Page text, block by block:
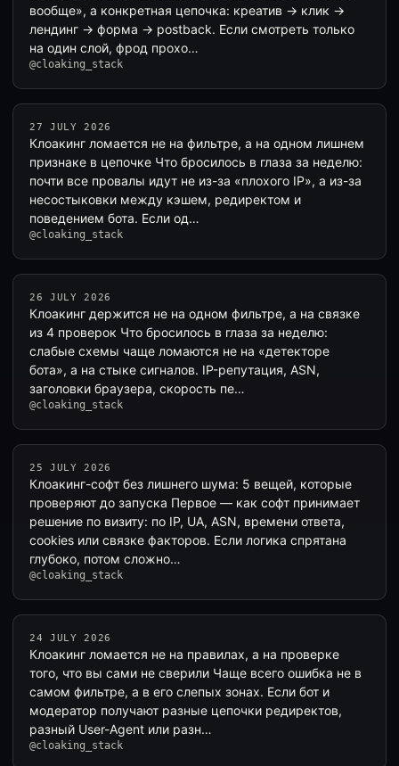
вообще», а конкретная цепочка: креатив → клик →
лендинг → форма → postback. Если смотреть только
на один слой, фрод прохо…
@cloaking_stack
27 JULY 2026
Клоакинг ломается не на фильтре, а на одном лишнем
признаке в цепочке Что бросилось в глаза за неделю:
почти все провалы идут не из-за «плохого IP», а из-за
несостыковки между кэшем, редиректом и
поведением бота. Если од…
@cloaking_stack
26 JULY 2026
Клоакинг держится не на одном фильтре, а на связке
из 4 проверок Что бросилось в глаза за неделю:
слабые схемы чаще ломаются не на «детекторе
бота», а на стыке сигналов. IP-репутация, ASN,
заголовки браузера, скорость пе…
@cloaking_stack
25 JULY 2026
Клоакинг-софт без лишнего шума: 5 вещей, которые
проверяют до запуска Первое — как софт принимает
решение по визиту: по IP, UA, ASN, времени ответа,
cookies или связке факторов. Если логика спрятана
глубоко, потом сложно…
@cloaking_stack
24 JULY 2026
Клоакинг ломается не на правилах, а на проверке
того, что вы сами не сверили Чаще всего ошибка не в
самом фильтре, а в его слепых зонах. Если бот и
модератор получают разные цепочки редиректов,
разный User-Agent или разн…
@cloaking_stack